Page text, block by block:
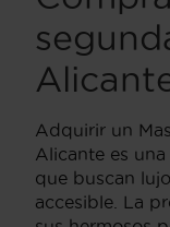
Adquirir un
Alicante es
que buscan
accesible. La